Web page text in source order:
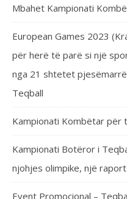
Mbahet Kampionati
European Games 2023
për herë të parë si një
nga 21 shtetet
Teqball
Kampionati Kombëtar për
Kampionati Botëror i
njohjes olimpike, një raport
Event Promocional –